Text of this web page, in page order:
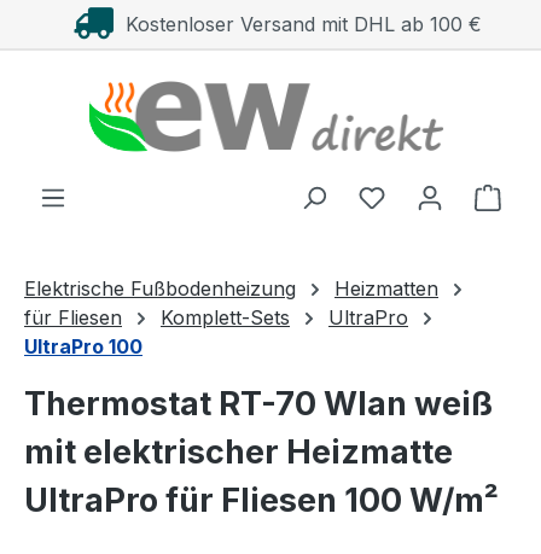
Zum Hauptinhalt springen
Kostenloser Versand mit DHL ab 100 €
Elektrische Fußbodenheizung
Heizmatten
für Fliesen
Komplett-Sets
UltraPro
UltraPro 100
Thermostat RT-70 Wlan weiß
mit elektrischer Heizmatte
UltraPro für Fliesen 100 W/m²